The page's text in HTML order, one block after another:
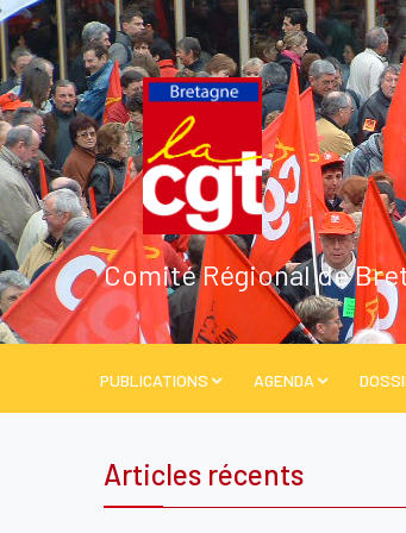
Comité Régional de
PUBLICATIONS AGENDA
Articles récents